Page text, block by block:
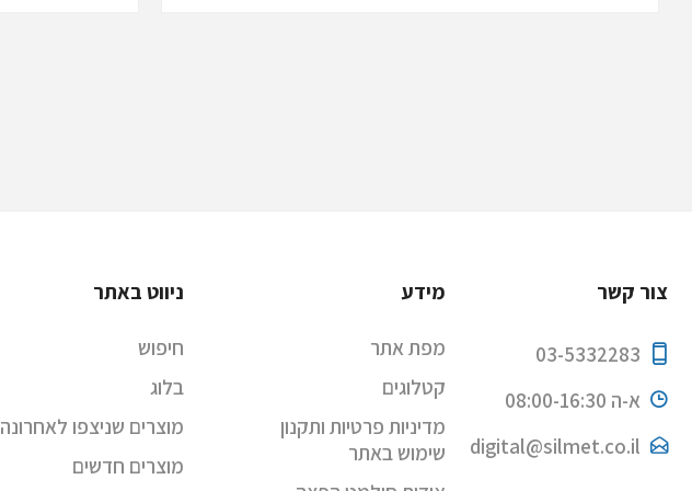
צור קשר
03-5332283
א-ה 08:00-16:30
digital@silmet.co.il
מידע
מפת אתר
קטלוגים
מדיניות פרטיות ותקנון
שימוש באתר
ניווט באתר
חיפוש
בלוג
מוצרים שניצפו לאחרונה
מוצרים חדשים